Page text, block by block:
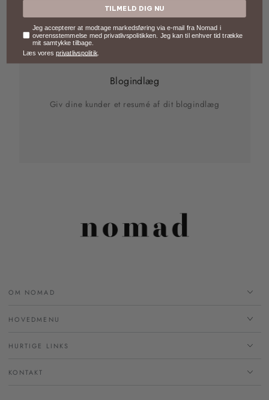
Du kan også lide
Blogindlæg
Giv dine kunder et resumé af dit blogindlæg
OM NOMAD
HOVEDMENU
HURTIGE LINKS
KONTAKT
TILMELD DIG NU
Samtykke
Jeg accepterer at modtage markedsføring via e-mail fra Nomad i
overensstemmelse med privatlivspolitikken. Jeg kan til enhver tid trække
mit samtykke tilbage.
Læs vores privatlivspolitik